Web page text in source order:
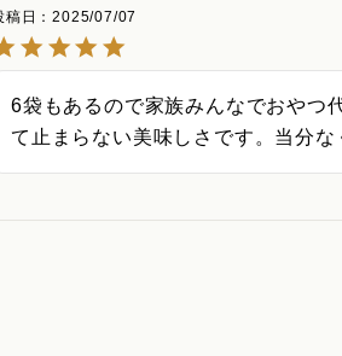
稿日
2025/07/07
6袋もあるので家族みんなでおやつ
て止まらない美味しさです。当分な